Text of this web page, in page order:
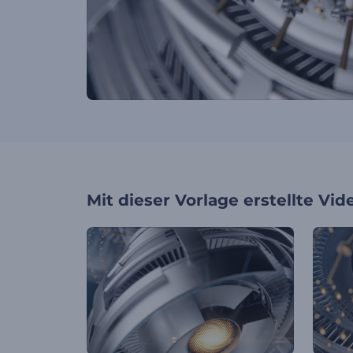
Mit dieser Vorlage erstellte